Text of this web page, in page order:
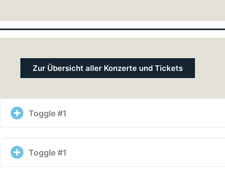
Zur Übersicht aller Konzerte und Tickets
Toggle #1
Toggle #1